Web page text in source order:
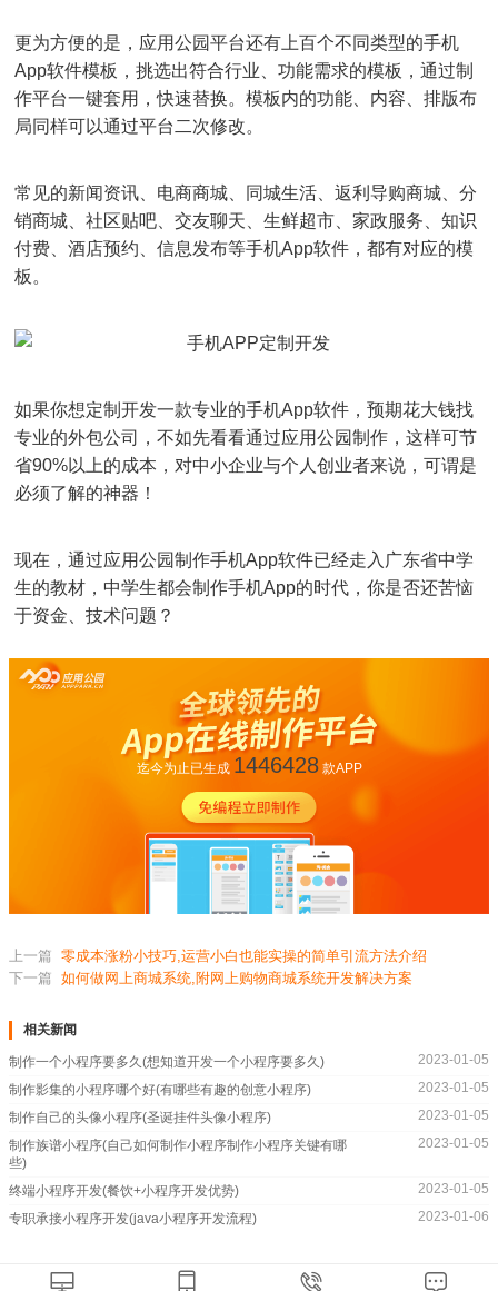
更为方便的是，应用公园平台还有上百个不同类型的手机
App软件模板，挑选出符合行业、功能需求的模板，通过制
作平台一键套用，快速替换。模板内的功能、内容、排版布
局同样可以通过平台二次修改。
常见的新闻资讯、电商商城、同城生活、返利导购商城、分
销商城、社区贴吧、交友聊天、生鲜超市、家政服务、知识
付费、酒店预约、信息发布等手机App软件，都有对应的模
板。
如果你想定制开发一款专业的手机App软件，预期花大钱找
专业的外包公司，不如先看看通过应用公园制作，这样可节
省90%以上的成本，对中小企业与个人创业者来说，可谓是
必须了解的神器！
现在，通过应用公园制作手机App软件已经走入广东省中学
生的教材，中学生都会制作手机App的时代，你是否还苦恼
于资金、技术问题？
迄今为止已生成 1446428款APP
上一篇 零成本涨粉小技巧,运营小白也能实操的简单引流方法介绍
下一篇 如何做网上商城系统,附网上购物商城系统开发解决方案
相关新闻
制作一个小程序要多久(想知道开发一个小程序要多久)
2023-01-05
制作影集的小程序哪个好(有哪些有趣的创意小程序)
2023-01-05
制作自己的头像小程序(圣诞挂件头像小程序)
2023-01-05
制作族谱小程序(自己如何制作小程序制作小程序关键有哪
些)
2023-01-05
终端小程序开发(餐饮+小程序开发优势)
2023-01-05
专职承接小程序开发(java小程序开发流程)
2023-01-06